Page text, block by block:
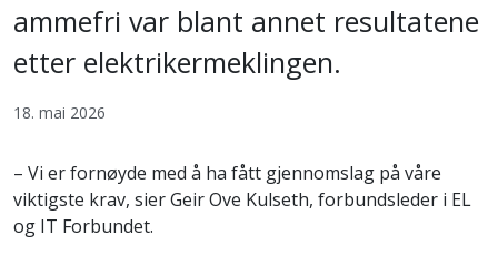
ammefri var blant annet resultatene
etter elektrikermeklingen.
18. mai 2026
– Vi er fornøyde med å ha fått gjennomslag på våre
viktigste krav, sier Geir Ove Kulseth, forbundsleder i EL
og IT Forbundet.